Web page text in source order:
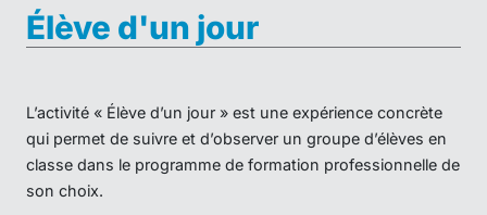
Élève d'un jour
L’activité « Élève d’un jour » est une expérience concrète
qui permet de suivre et d’observer un groupe d’élèves en
classe dans le programme de formation professionnelle de
son choix.